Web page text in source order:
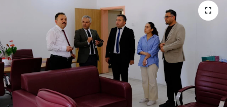
ÇEVRE
İLÇELER
RESMİ İLANLAR
KÜLTÜR